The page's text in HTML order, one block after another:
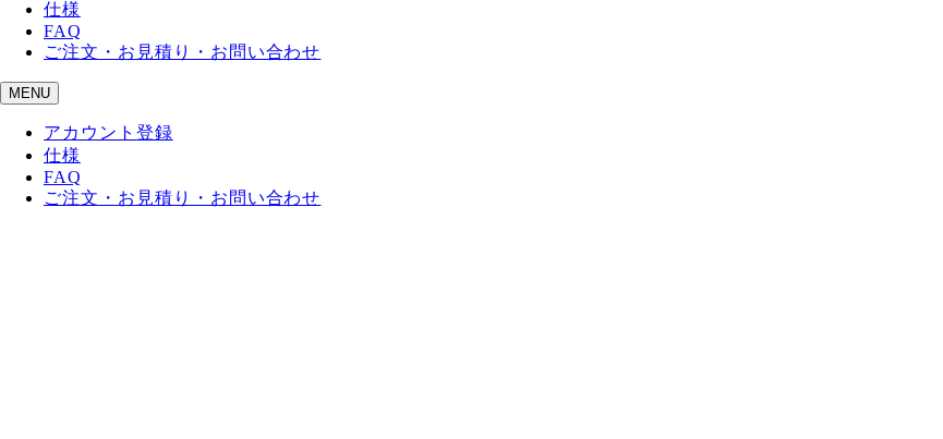
仕様
FAQ
ご注文・お見積り・お問い合わせ
MENU
アカウント登録
仕様
FAQ
ご注文・お見積り・お問い合わせ